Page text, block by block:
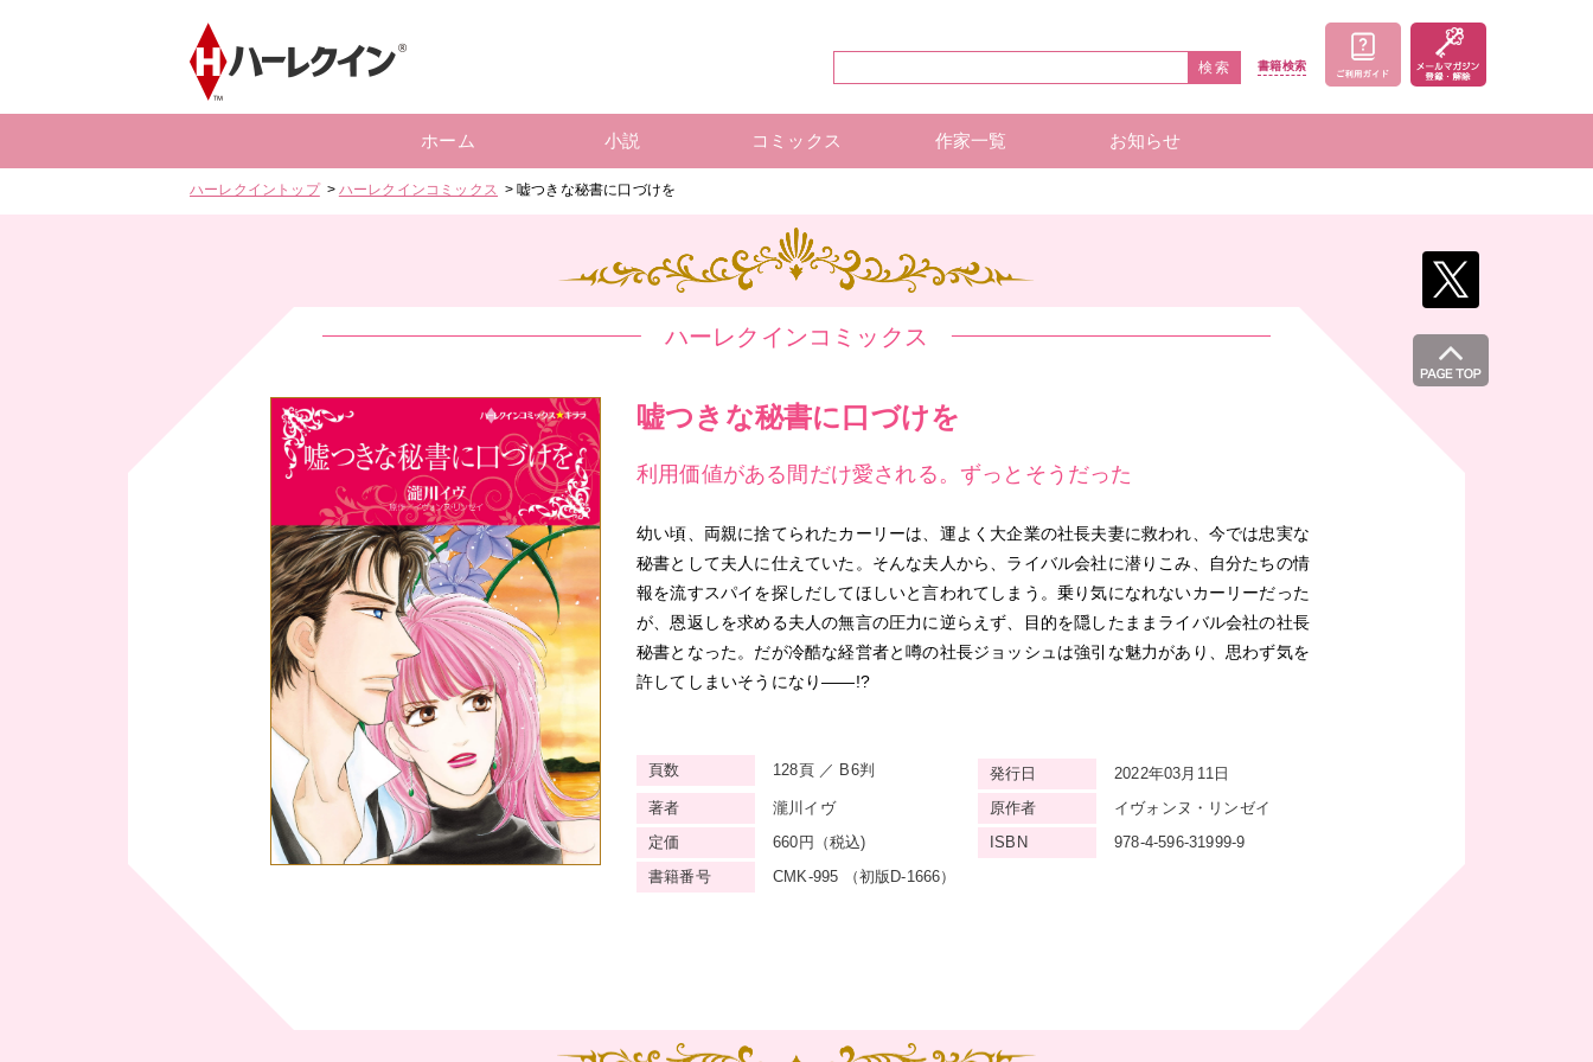
検索 書籍検索
ホーム 小説 コミックス 作家一覧 お知らせ
ハーレクイントップ ハーレクインコミックス 嘘つきな秘書に口づけを
ハーレクインコミックス
嘘つきな秘書に口づけを
利用価値がある間だけ愛される。ずっとそうだった
幼い頃、両親に捨てられたカーリーは、運よく大企業の社長夫妻に救われ、今では忠実な
秘書として夫人に仕えていた。そんな夫人から、ライバル会社に潜りこみ、自分たちの情
報を流すスパイを探しだしてほしいと言われてしまう。乗り気になれないカーリーだった
が、恩返しを求める夫人の無言の圧力に逆らえず、目的を隠したままライバル会社の社長
秘書となった。だが冷酷な経営者と噂の社長ジョッシュは強引な魅力があり、思わず気を
許してしまいそうになり——!?
頁数 128頁 ／ B6判 発行日
2022年03月11日
著者
瀧川イヴ 原作者
イヴォンヌ・リンゼイ
定価
660円（税込) ISBN
978-4-596-31999-9
書籍番号
CMK-995 （初版D-1666）